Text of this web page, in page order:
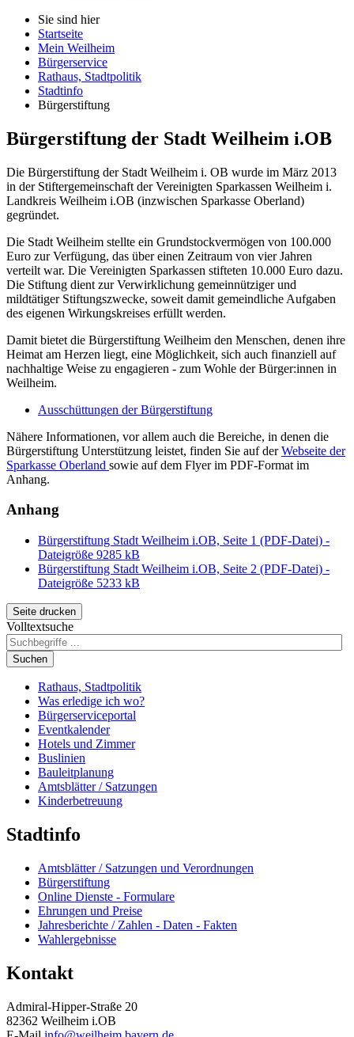
Sie sind hier
Startseite
Mein Weilheim
Bürgerservice
Rathaus, Stadtpolitik
Stadtinfo
Bürgerstiftung
Bürgerstiftung der Stadt Weilheim i.OB
Die Bürgerstiftung der Stadt Weilheim i. OB wurde im März 2013
in der Stiftergemeinschaft der Vereinigten Sparkassen Weilheim i.
Landkreis Weilheim i.OB (inzwischen Sparkasse Oberland)
gegründet.
Die Stadt Weilheim stellte ein Grundstockvermögen von 100.000
Euro zur Verfügung, das über einen Zeitraum von vier Jahren
verteilt war. Die Vereinigten Sparkassen stifteten 10.000 Euro dazu.
Die Stiftung dient zur Verwirklichung gemeinnütziger und
mildtätiger Stiftungszwecke, soweit damit gemeindliche Aufgaben
des eigenen Wirkungskreises erfüllt werden.
Damit bietet die Bürgerstiftung Weilheim den Menschen, denen ihre
Heimat am Herzen liegt, eine Möglichkeit, sich auch finanziell auf
nachhaltige Weise zu engagieren - zum Wohle der Bürger:innen in
Weilheim.
Ausschüttungen der Bürgerstiftung
Nähere Informationen, vor allem auch die Bereiche, in denen die
Bürgerstiftung Unterstützung leistet, finden Sie auf derWebseite der
Sparkasse Oberland sowie auf dem Flyer im PDF-Format im
Anhang.
Anhang
Bürgerstiftung Stadt Weilheim i.OB, Seite 1 (PDF-Datei) -
Dateigröße 9285 kB
Bürgerstiftung Stadt Weilheim i.OB, Seite 2 (PDF-Datei) -
Dateigröße 5233 kB
Seite drucken
Volltextsuche
Suchen
Rathaus, Stadtpolitik
Was erledige ich wo?
Bürgerserviceportal
Eventkalender
Hotels und Zimmer
Buslinien
Bauleitplanung
Amtsblätter / Satzungen
Kinderbetreuung
Stadtinfo
Amtsblätter / Satzungen und Verordnungen
Bürgerstiftung
Online Dienste - Formulare
Ehrungen und Preise
Jahresberichte / Zahlen - Daten - Fakten
Wahlergebnisse
Kontakt
Admiral-Hipper-Straße 20
82362 Weilheim i.OB